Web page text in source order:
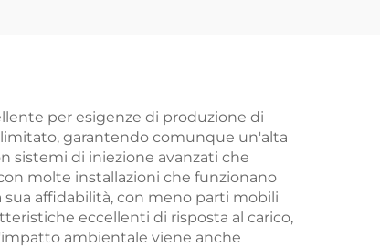
per esigenze di produzione di
garantendo comunque un'alta
sistemi di iniezione avanzati che
molte installazioni che funzionano
affidabilità, con meno parti mobili
eccellenti di risposta al carico,
ambientale viene anche